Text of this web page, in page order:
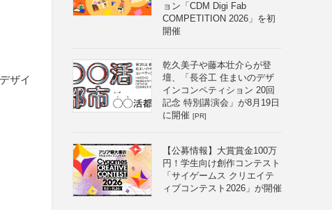
ザイ
ョン「CDM Digi Fab
COMPETITION 2026」を初
開催
乾久美子や藤本壮介らが登
壇、「長谷工 住まいのデザ
インコンペティション 20回
記念 特別講演会」が8月19日
に開催 [PR]
【公募情報】大賞賞金100万
円！学生向け創作コンテスト
「サイゲームス クリエイテ
ィブコンテスト2026」が開催